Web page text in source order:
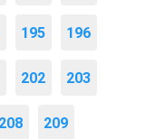
195 196
202 203
208 209